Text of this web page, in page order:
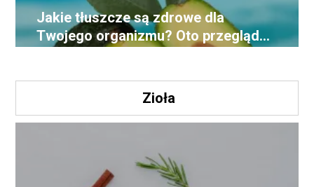
Jakie tłuszcze są zdrowe dla
Twojego organizmu? Oto przegląd
Zioła